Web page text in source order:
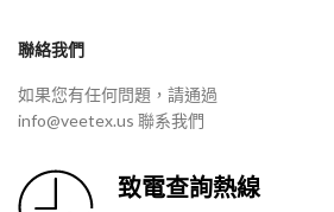
聯絡我們
如果您有任何問題，請通過
info@veetex.us 聯系我們
致電查詢熱線